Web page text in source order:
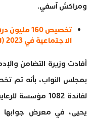
ومراكش آسفي.
الاجتماعية في 2023 (لوبينيون)
أفادت وزيرة التضامن
يحيى، في معرض جوابها